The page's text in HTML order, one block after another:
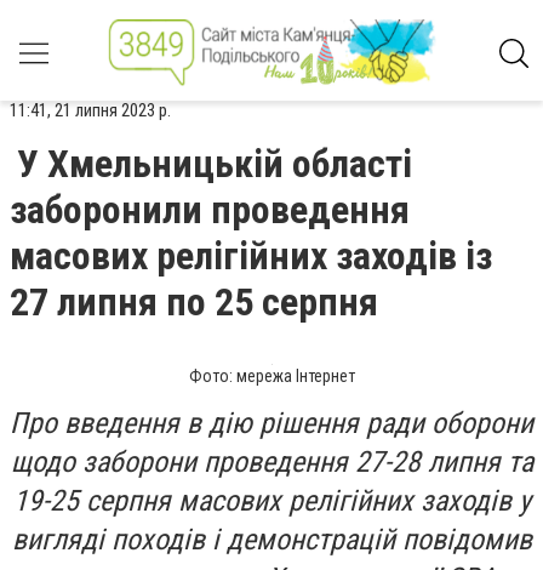
11:41, 21 липня 2023 р.
У Хмельницькій області
заборонили проведення
масових релігійних заходів із
27 липня по 25 серпня
Фото: мережа Інтернет
Про введення в дію рішення ради оборони
щодо заборони проведення 27-28 липня та
19-25 серпня масових релігійних заходів у
вигляді походів і демонстрацій повідомив